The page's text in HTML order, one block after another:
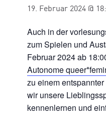
19. Februar 2024 @
Auch in der
zum Spielen und
Februar 2024 ab
Autonome
zu einem
wir unsere
kennenlernen und